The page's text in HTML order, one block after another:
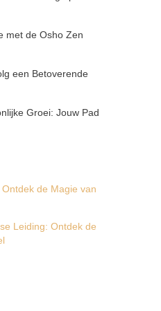
met de Osho Zen
een Betoverende
Groei: Jouw Pad
de Magie van
Leiding: Ontdek de